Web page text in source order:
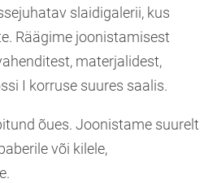
slaidigalerii, kus
Räägime joonistamisest
materjalidest,
I korruse suures saalis.
õues. Joonistame suurelt
või kilele,